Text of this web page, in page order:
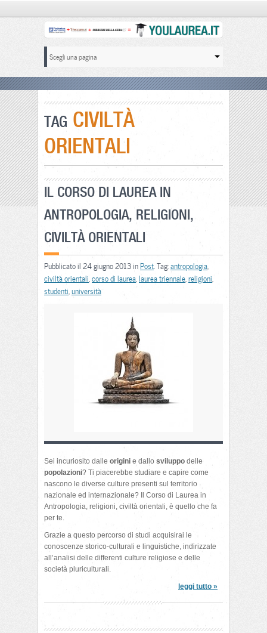
TAG CIVILTÀ
ORIENTALI
IL CORSO DI LAUREA IN
ANTROPOLOGIA, RELIGIONI,
CIVILTÀ ORIENTALI
Pubblicato il 24 giugno 2013 inPost . Tag:antropologia
civiltà orientali corso di laurea laurea triennale religioni
studenti università
Sei incuriosito dalle origini e dallo sviluppo delle
popolazioni? Ti piacerebbe studiare e capire come
nascono le diverse culture presenti sul territorio
nazionale ed internazionale? Il Corso di Laurea in
Antropologia, religioni, civiltà orientali, è quello che fa
per te.
Grazie a questo percorso di studi acquisirai le
conoscenze storico-culturali e linguistiche, indirizzate
all’analisi delle differenti culture religiose e delle
società pluriculturali.
leggi tutto »